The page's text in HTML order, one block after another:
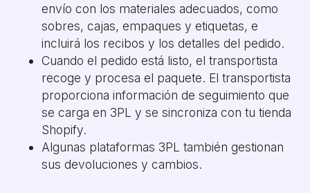
envío con los materiales adecuados, como
sobres, cajas, empaques y etiquetas, e
incluirá los recibos y los detalles del pedido.
Cuando el pedido está listo, el transportista
recoge y procesa el paquete. El transportista
proporciona información de seguimiento que
se carga en 3PL y se sincroniza con tu tienda
Shopify.
Algunas plataformas 3PL también gestionan
sus devoluciones y cambios.